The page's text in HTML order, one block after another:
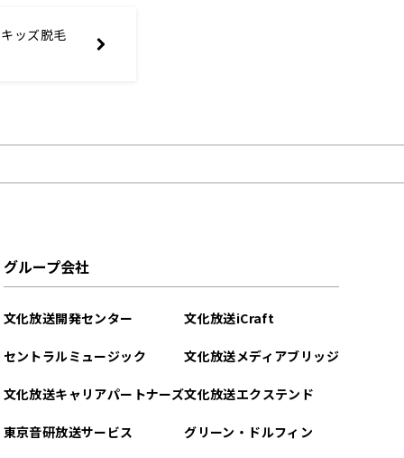
ッズ脱毛
グループ会社
文化放送開発センター
セントラルミュージック
文化放送キャリアパートナーズ
東京音研放送サービス
文化放送iCraft
文化放送メディアブリッジ
文化放送エクステンド
グリーン・ドルフィン